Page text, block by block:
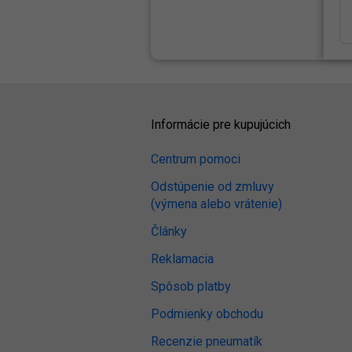
Informácie pre kupujúcich
Centrum pomoci
Odstúpenie od zmluvy
(výmena alebo vrátenie)
Články
Reklamacia
Spôsob platby
Podmienky obchodu
Recenzie pneumatík